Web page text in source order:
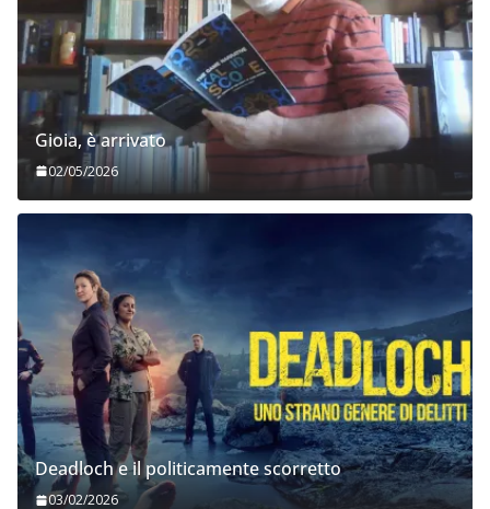
Gioia, è arrivato
02/05/2026
Deadloch e il politicamente scorretto
03/02/2026